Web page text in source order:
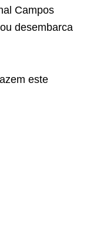
Campos
desembarca
este